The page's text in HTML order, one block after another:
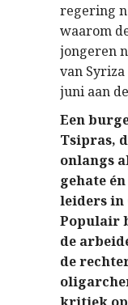
regering
waarom
jongeren
van
juni aan
Een
Tsipras,
onlangs
gehate
leiders in
Populair
de
de